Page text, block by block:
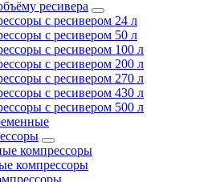
ресивера
с ресивером 24 л
с ресивером 50 л
с ресивером 100 л
с ресивером 200 л
с ресивером 270 л
с ресивером 430 л
с ресивером 500 л
компрессоры
компрессоры